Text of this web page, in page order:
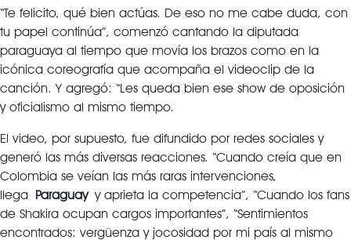
“Te felicito, qué bien actúas. De eso no me cabe duda, con
tu papel continúa”, comenzó cantando la diputada
paraguaya al tiempo que movía los brazos como en la
icónica coreografía que acompaña el videoclip de la
canción. Y agregó: “Les queda bien ese show de oposición
y oficialismo al mismo tiempo.
El video, por supuesto, fue difundido por redes sociales y
generó las más diversas reacciones. “Cuando creía que en
Colombia se veían las más raras intervenciones,
llega Paraguayy aprieta la competencia”, “Cuando los fans
de Shakira ocupan cargos importantes”, “Sentimientos
encontrados: vergüenza y jocosidad por mi país al mismo